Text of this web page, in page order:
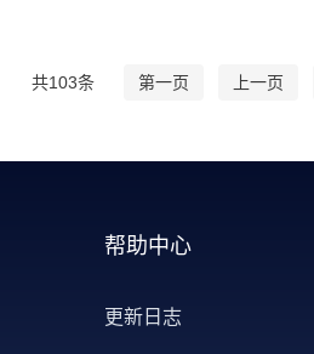
共103条 第一页 上一页
帮助中心
更新日志